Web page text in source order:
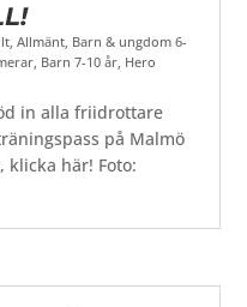
,Allmänt, Barn & ungdom 6-
, Barn 7-10 år, Hero
in alla friidrottare
på Malmö
klicka här! Foto: